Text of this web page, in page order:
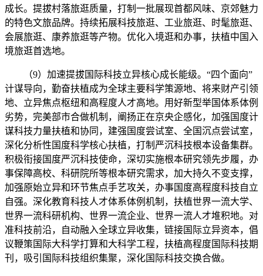
成长。提拔村落旅逛质量，打制一批展现首都风味、京郊魅力
的特色文旅品牌。持续拓展科技旅逛、工业旅逛、时髦旅逛、
会展旅逛、康养旅逛等产物。优化入境逛和办事，扶植中国入
境旅逛首选地。
（9）加速提拔国际科技立异核心成长能级。“四个面向”
计谋导向，勤奋扶植成为全球主要科学策源地、将来财产引领
地、立异焦点枢纽和高程度人才高地。用好新型举国体系体例
劣势，完美部市合做机制，阐扬正在京央企感化，加强国度计
谋科技力量扶植和协同，建强国度尝试室、全国沉点尝试室，
深化分析性国度科学核心扶植，打制严沉科技根本设备集群。
积极衔接国度严沉科技使命，深切实施根本研究领先步履，办
事保障高校、科研院所等根本研究需求，加大持久不变支撑，
加强原始立异和环节焦点手艺攻关，办事国度高程度科技自立
自强。深化教育科技人才体系体例机制，扶植世界一流大学、
世界一流科研机构、世界一流企业、世界一流人才堆积地。对
准科技前沿，自动融入全球立异收集，链接国际立异资本，倡
议鞭策国际大科学打算和大科学工程，扶植高程度国际科技期
刊，吸引国际科技组织集聚，深化国际科技交换合做。